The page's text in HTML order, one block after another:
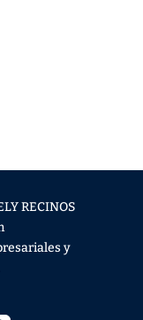
RECINOS
y